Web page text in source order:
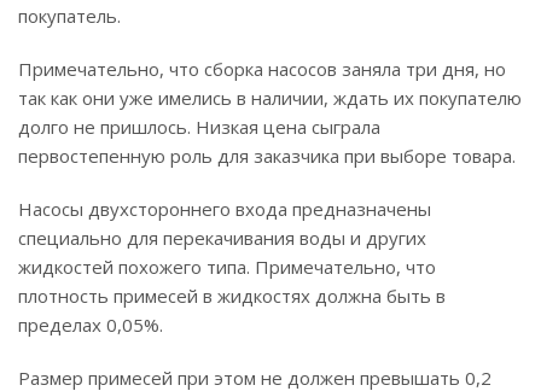
покупатель.
Примечательно, что сборка насосов заняла три дня, но
так как они уже имелись в наличии, ждать их покупателю
долго не пришлось. Низкая цена сыграла
первостепенную роль для заказчика при выборе товара.
Насосы двухстороннего входа предназначены
специально для перекачивания воды и других
жидкостей похожего типа. Примечательно, что
плотность примесей в жидкостях должна быть в
пределах 0,05%.
Размер примесей при этом не должен превышать 0,2